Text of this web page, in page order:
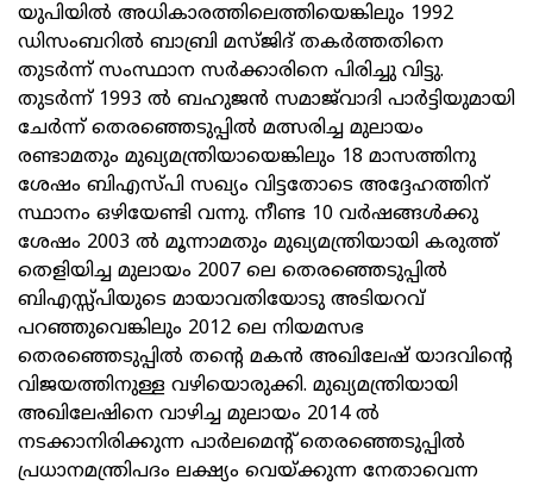
യുപിയില്‍ അധികാരത്തിലെത്തിയെങ്കിലും 1992
ഡിസംബറില്‍ ബാബ്രി മസ്‌ജിദ്‌ തകര്‍ത്തതിനെ
തുടര്‍ന്ന്‌ സംസ്ഥാന സര്‍ക്കാരിനെ പിരിച്ചു വിട്ടു.
തുടര്‍ന്ന്‌ 1993 ല്‍ ബഹുജന്‍ സമാജ്‌വാദി പാര്‍ട്ടിയുമായി
ചേര്‍ന്ന്‌ തെരഞ്ഞെടുപ്പില്‍ മത്സരിച്ച മുലായം
രണ്ടാമതും മുഖ്യമന്ത്രിയായെങ്കിലും 18 മാസത്തിനു
ശേഷം ബിഎസ്‌പി സഖ്യം വിട്ടതോടെ അദ്ദേഹത്തിന്‌
സ്ഥാനം ഒഴിയേണ്ടി വന്നു. നീണ്ട 10 വര്‍ഷങ്ങള്‍ക്കു
ശേഷം 2003 ല്‍ മൂന്നാമതും മുഖ്യമന്ത്രിയായി കരുത്ത്‌
തെളിയിച്ച മുലായം 2007 ലെ തെരഞ്ഞെടുപ്പില്‍
ബിഎസ്സ്‌പിയുടെ മായാവതിയോടു അടിയറവ്‌
പറഞ്ഞുവെങ്കിലും 2012 ലെ നിയമസഭ
തെരഞ്ഞെടുപ്പില്‍ തന്റെ മകന്‍ അഖിലേഷ്‌ യാദവിന്റെ
വിജയത്തിനുള്ള വഴിയൊരുക്കി. മുഖ്യമന്ത്രിയായി
അഖിലേഷിനെ വാഴിച്ച മുലായം 2014 ല്‍
നടക്കാനിരിക്കുന്ന പാര്‍ലമെന്റ്‌ തെരഞ്ഞെടുപ്പില്‍
പ്രധാനമന്ത്രിപദം ലക്ഷ്യം വെയ്‌ക്കുന്ന നേതാവെന്ന